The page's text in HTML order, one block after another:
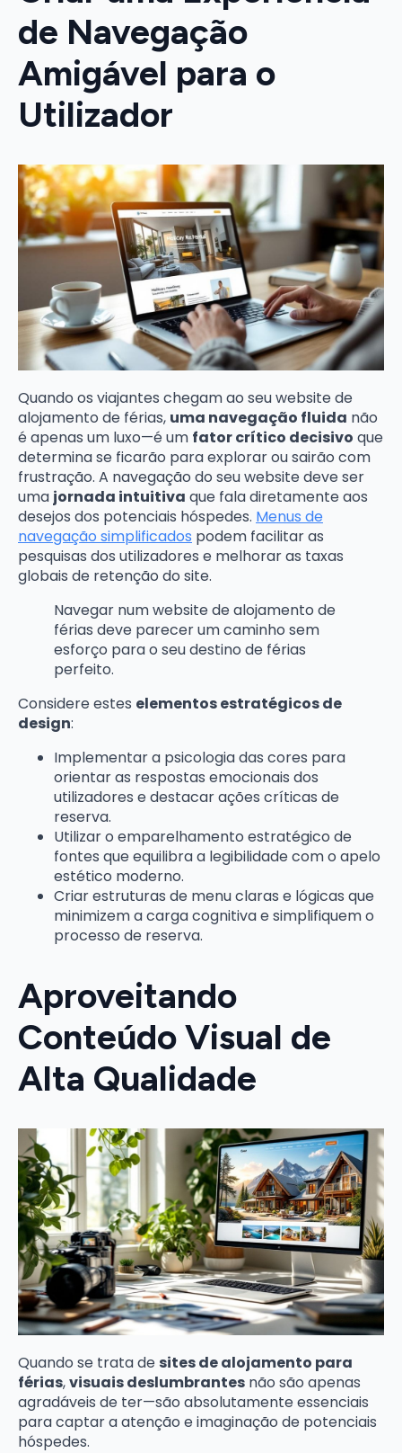
de Navegação
Amigável para o
Utilizador
Quando os viajantes chegam ao seu website de
alojamento de férias, uma navegação fluida não
é apenas um luxo—é um fator crítico decisivo que
determina se ficarão para explorar ou sairão com
frustração. A navegação do seu website deve ser
uma jornada intuitiva que fala diretamente aos
desejos dos potenciais hóspedes. Menus de
navegação simplificados podem facilitar as
pesquisas dos utilizadores e melhorar as taxas
globais de retenção do site.
Navegar num website de alojamento de
férias deve parecer um caminho sem
esforço para o seu destino de férias
perfeito.
Considere estes elementos estratégicos de
design:
Implementar a psicologia das cores para
orientar as respostas emocionais dos
utilizadores e destacar ações críticas de
reserva.
Utilizar o emparelhamento estratégico de
fontes que equilibra a legibilidade com o apelo
estético moderno.
Criar estruturas de menu claras e lógicas que
minimizem a carga cognitiva e simplifiquem o
processo de reserva.
Aproveitando
Conteúdo Visual de
Alta Qualidade
Quando se trata de sites de alojamento para
férias,visuais deslumbrantes não são apenas
agradáveis de ter—são absolutamente essenciais
para captar a atenção e imaginação de potenciais
hóspedes.